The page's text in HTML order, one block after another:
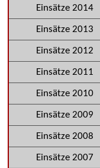
Einsätze 2014
Einsätze 2013
Einsätze 2012
Einsätze 2011
Einsätze 2010
Einsätze 2009
Einsätze 2008
Einsätze 2007